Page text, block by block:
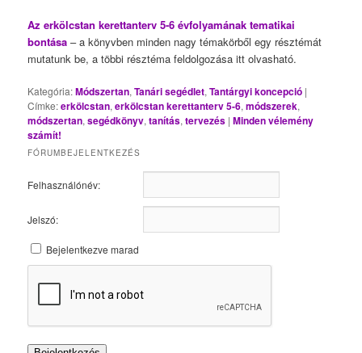
Az erkölcstan kerettanterv 5-6 évfolyamának tematikai
bontása – a könyvben minden nagy témakörből egy résztémát
mutatunk be, a többi résztéma feldolgozása itt olvasható.
Kategória:Módszertan,Tanári segédlet,Tantárgyi koncepció |
Címke:erkölcstan,erkölcstan kerettanterv 5-6,módszerek,
módszertan,segédkönyv,tanítás,tervezés |Minden vélemény
számít!
FÓRUMBEJELENTKEZÉS
Felhasználónév:
Jelszó:
Bejelentkezve marad